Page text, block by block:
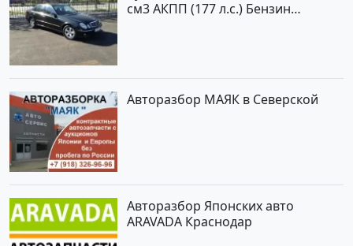
см3 АКПП (177 л.с.) Бензин
Авторазбор МАЯК в Северской
Авторазбор Японских авто
ARAVADA Краснодар